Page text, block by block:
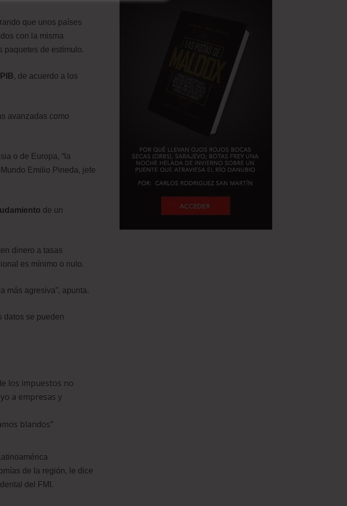
que unos países
con la misma
paquetes de estímulo.
, de acuerdo a los
avanzadas como
o de Europa, “la
Emilio Pineda, jefe
de un
dinero a tasas
es mínimo o nulo.
más agresiva”, apunta.
datos se pueden
los impuestos no
a empresas y
blandos”
de la región, le dice
del FMI.